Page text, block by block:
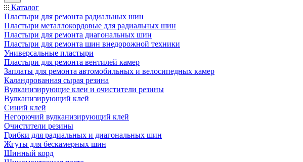
Каталог
Пластыри для ремонта радиальных шин
Пластыри металлокордовые для радиальных шин
Пластыри для ремонта диагональных шин
Пластыри для ремонта шин внедорожной техники
Универсальные пластыри
Пластыри для ремонта вентилей камер
Заплаты для ремонта автомобильных и велосипедных камер
Каландрованная сырая резина
Вулканизирующие клеи и очистители резины
Вулканизирующий клей
Синий клей
Негорючий вулканизирующий клей
Очистители резины
Грибки для радиальных и диагональных шин
Жгуты для бескамерных шин
Шинный корд